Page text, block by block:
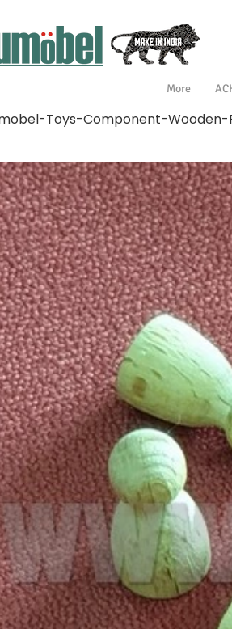
More
Toys-Component-Wooden-